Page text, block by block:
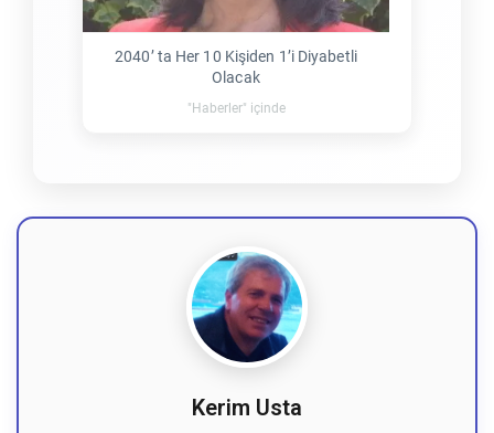
2040’ ta Her 10 Kişiden 1’i Diyabetli
Olacak
"Haberler" içinde
Kerim Usta